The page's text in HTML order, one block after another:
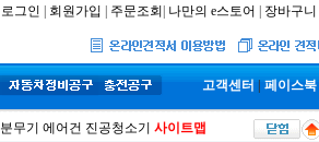
로그인 회원가입 주문조회 나만의 e스토어 장바구니
고객센터 페이스북
분무기 에어건 진공청소기 사이트맵